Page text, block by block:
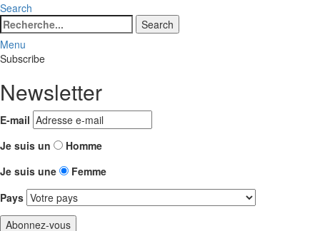
Search
Search
for:
Search
Menu
Subscribe
Newsletter
E-mail
Je suis un
Homme
Je suis une
Femme
Pays